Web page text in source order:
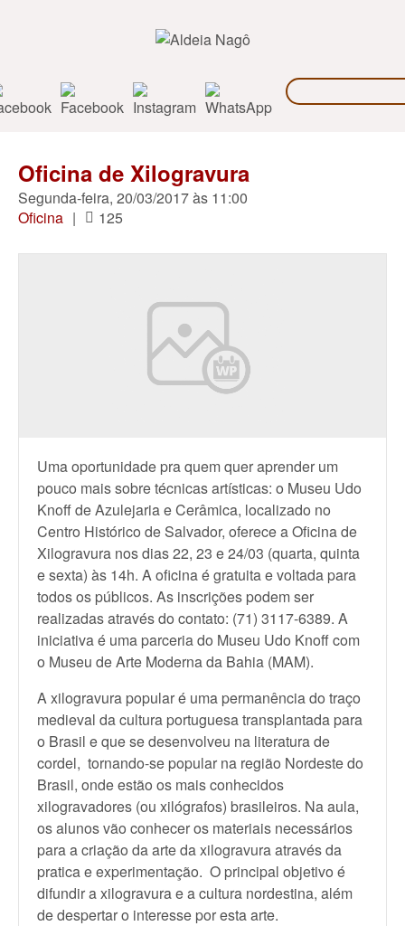
Oficina de Xilogravura
Segunda-feira, 20/03/2017 às 11:00
Oficina | 125
Uma oportunidade pra quem quer aprender um
pouco mais sobre técnicas artísticas: o Museu Udo
Knoff de Azulejaria e Cerâmica, localizado no
Centro Histórico de Salvador, oferece a Oficina de
Xilogravura nos dias 22, 23 e 24/03 (quarta, quinta
e sexta) às 14h. A oficina é gratuita e voltada para
todos os públicos. As inscrições podem ser
realizadas através do contato: (71) 3117-6389. A
iniciativa é uma parceria do Museu Udo Knoff com
o Museu de Arte Moderna da Bahia (MAM).
A xilogravura popular é uma permanência do traço
medieval da cultura portuguesa transplantada para
o Brasil e que se desenvolveu na literatura de
cordel, tornando-se popular na região Nordeste do
Brasil, onde estão os mais conhecidos
xilogravadores (ou xilógrafos) brasileiros. Na aula,
os alunos vão conhecer os materiais necessários
para a criação da arte da xilogravura através da
pratica e experimentação. O principal objetivo é
difundir a xilogravura e a cultura nordestina, além
de despertar o interesse por esta arte.